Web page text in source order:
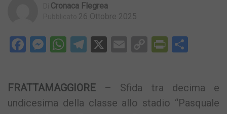
Cronaca Flegrea
26 Ottobre 2025
Facebook
Messenger
WhatsApp
Telegram
X EmailCopy
FRATTAMAGGIORE – Sfida tra decima e
undicesima della classe allo stadio “Pasquale